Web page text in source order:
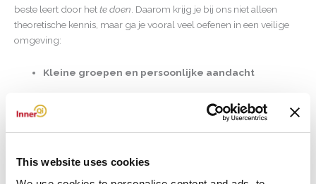
This website uses cookies
beste leert door hette doen . Daarom krijg je bij ons niet alleen
theoretische kennis, maar ga je vooral veel oefenen in een veilige
omgeving:
Kleine groepen en persoonlijke aandacht
Ervaren en enthousiaste trainers met
praktijkervaring